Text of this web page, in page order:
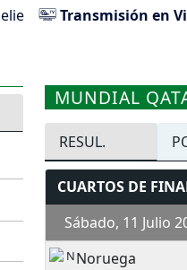
Transmisión en
MUNDIAL
RESUL.
CUARTOS DE
Sábado, 11 Julio
Noruega